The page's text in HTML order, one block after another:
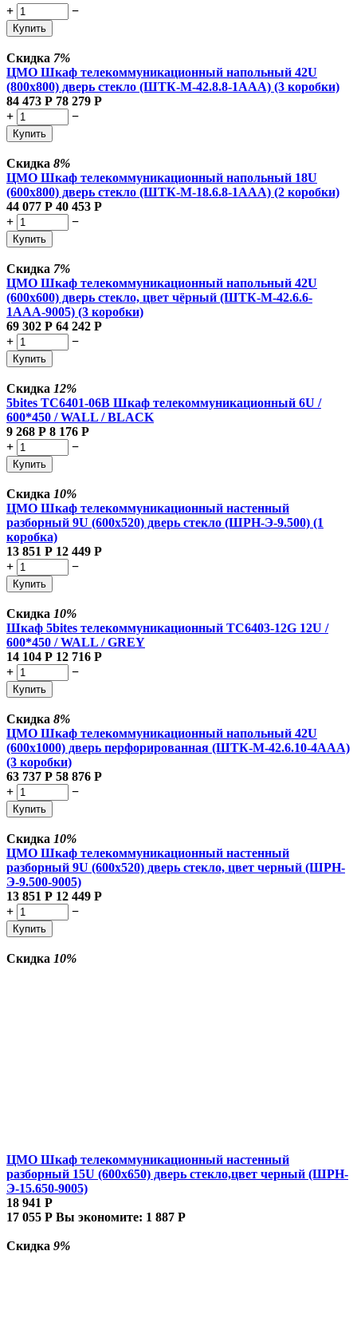
+
−
Купить
Скидка 7%
ЦМО Шкаф телекоммуникационный напольный 42U
(800x800) дверь стекло (ШТК-М-42.8.8-1ААА) (3 коробки)
84 473 Р 78 279 Р
+
−
Купить
Скидка 8%
ЦМО Шкаф телекоммуникационный напольный 18U
(600x800) дверь стекло (ШТК-М-18.6.8-1AAA) (2 коробки)
44 077 Р 40 453 Р
+
−
Купить
Скидка 7%
ЦМО Шкаф телекоммуникационный напольный 42U
(600x600) дверь стекло, цвет чёрный (ШТК-М-42.6.6-
1ААА-9005) (3 коробки)
69 302 Р 64 242 Р
+
−
Купить
Скидка 12%
5bites TC6401-06B Шкаф телекоммуникационный 6U /
600*450 / WALL / BLACK
9 268 Р 8 176 Р
+
−
Купить
Скидка 10%
ЦМО Шкаф телекоммуникационный настенный
разборный 9U (600х520) дверь стекло (ШРН-Э-9.500) (1
коробка)
13 851 Р 12 449 Р
+
−
Купить
Скидка 10%
Шкаф 5bites телекоммуникационный TC6403-12G 12U /
600*450 / WALL / GREY
14 104 Р 12 716 Р
+
−
Купить
Скидка 8%
ЦМО Шкаф телекоммуникационный напольный 42U
(600x1000) дверь перфорированная (ШТК-М-42.6.10-4ААА)
(3 коробки)
63 737 Р 58 876 Р
+
−
Купить
Скидка 10%
ЦМО Шкаф телекоммуникационный настенный
разборный 9U (600х520) дверь стекло, цвет черный (ШРН-
Э-9.500-9005)
13 851 Р 12 449 Р
+
−
Купить
Скидка 10%
ЦМО Шкаф телекоммуникационный настенный
разборный 15U (600х650) дверь стекло,цвет черный (ШРН-
Э-15.650-9005)
18 941 Р
17 055 Р Вы экономите: 1 887 Р
Скидка 9%